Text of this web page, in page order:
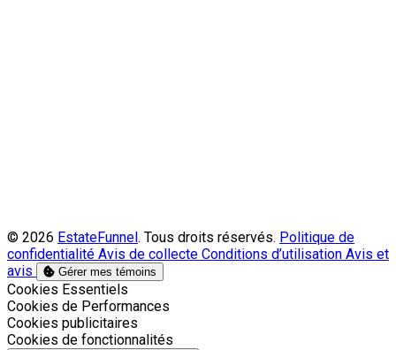
© 2026 EstateFunnel. Tous droits réservés. Politique de
confidentialité Avis de collecte Conditions d’utilisation Avis et
avis
Gérer mes témoins
Activer
Cookies Essentiels
Activer
Cookies de Performances
Activer
Cookies publicitaires
Activer
Cookies de fonctionnalités